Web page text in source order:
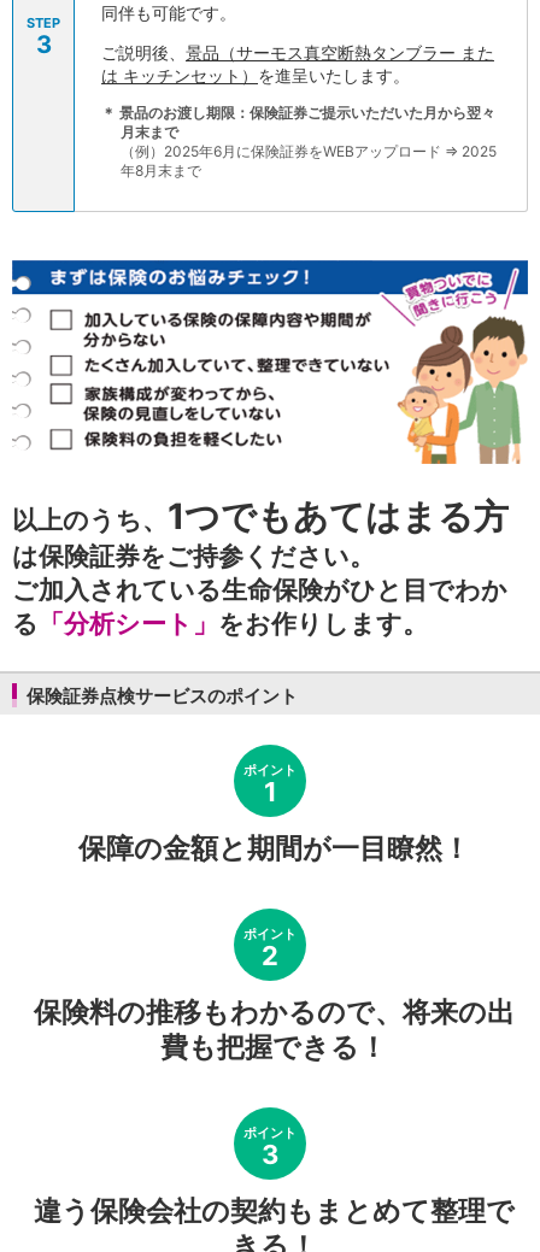
STEP
3
同伴も可能です。
ご説明後、 景品（サーモス真空断熱タンブラー また
は キッチンセット） を進呈いたします。
＊ 景品のお渡し期限：保険証券ご提示いただいた月から翌々
月末まで
（例）2025年6月に保険証券をWEBアップロード ⇒ 2025
年8月末まで
以上のうち、 1つでもあてはまる方
は保険証券をご持参ください。
ご加入されている生命保険がひと目でわか
る 「分析シート」 をお作りします。
保険証券点検サービスのポイント
ポイント
1
保障の金額と期間が一目瞭然！
ポイント
2
保険料の推移もわかるので、将来の出
費も把握できる！
ポイント
3
違う保険会社の契約もまとめて整理で